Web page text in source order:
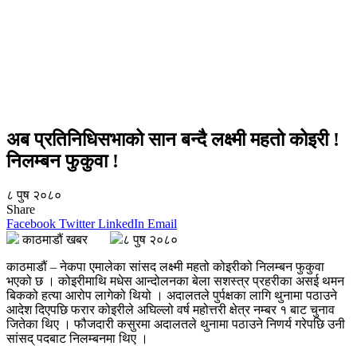
अब प्रतिनिधिसभाको सान बन्दै लक्ष्मी महतो कोइरी !
निलम्बन फुकुवा !
८ पुष २०८०
Share
Facebook Twitter LinkedIn Email
काठमाडौं खबर
८ पुष २०८०
काठमाडौं – नेकपा एमालेका सांसद लक्ष्मी महतो कोइरीको निलम्बन फुकुवा
भएको छ । कोइरीमाथि मधेस आन्दोलनका बेला सशस्त्र प्रहरीका असई थमन
बिकको हत्या आरोप लागेको थियो । अदालतले पुर्पक्षका लागि थुनामा पठाउने
आदेश दिएपछि फरार कोइरीले अघिल्लो वर्ष महोत्तरी क्षेत्र नम्बर १ बाट चुनाव
जितेका थिए । फौजदारी कसुरमा अदालतले थुनामा पठाउने निणर्य गरेपछि उनी
सांसद् पदबाट निलम्बनमा थिए ।